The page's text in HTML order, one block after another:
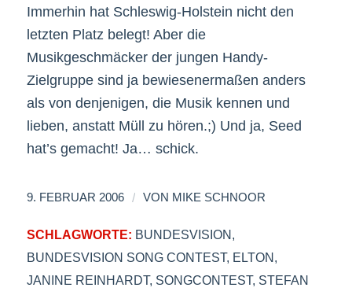
Immerhin hat Schleswig-Holstein nicht den
letzten Platz belegt! Aber die
Musikgeschmäcker der jungen Handy-
Zielgruppe sind ja bewiesenermaßen anders
als von denjenigen, die Musik kennen und
lieben, anstatt Müll zu hören.;) Und ja, Seed
hat’s gemacht! Ja… schick.
9. FEBRUAR 2006 / VON MIKE SCHNOOR
SCHLAGWORTE: BUNDESVISION,
BUNDESVISION SONG CONTEST, ELTON,
JANINE REINHARDT, SONGCONTEST, STEFAN